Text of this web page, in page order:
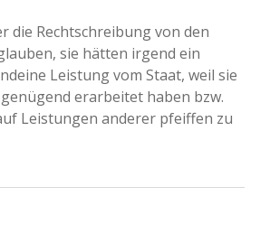
die Rechtschreibung von den
sie hätten irgend ein
Leistung vom Staat, weil sie
erarbeitet haben bzw.
Leistungen anderer pfeiffen zu